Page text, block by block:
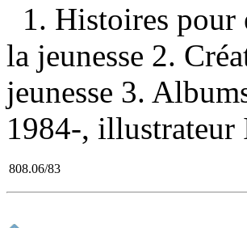
1. Histoires
la jeunesse 2.
jeunesse 3.
1984-, illustrateur
808.06/83